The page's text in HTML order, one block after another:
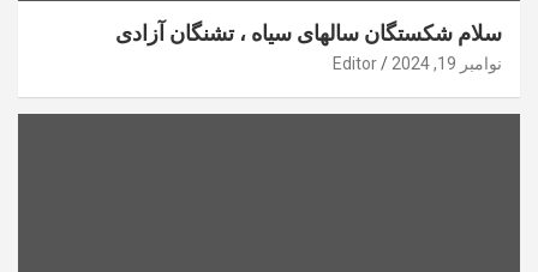
سلام شکستگان سالهای سیاه ، تشنگان آزادی
نوامبر 19, 2024 Editor